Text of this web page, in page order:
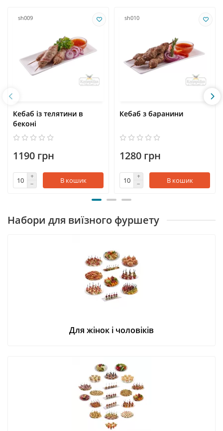
sh009
Кебаб із телятини в
беконі
1190 грн
В кошик
sh010
Кебаб з баранини
1280 грн
В кошик
Набори для виїзного фуршету
Для жінок і чоловіків